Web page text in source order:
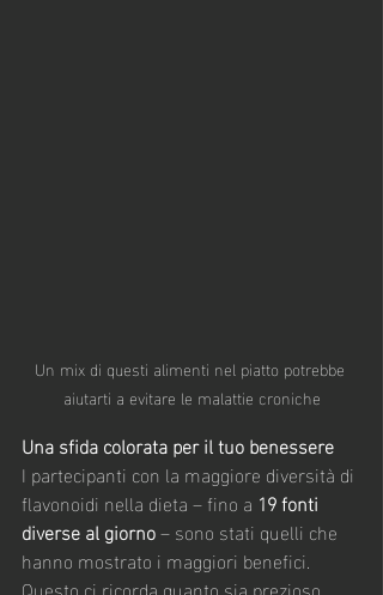
Un mix di questi alimenti nel piatto potrebbe
aiutarti a evitare le malattie croniche
Una sfida colorata per il tuo benessere
I partecipanti con la maggiore diversità di
flavonoidi nella dieta – fino a 19 fonti
diverse al giorno – sono stati quelli che
hanno mostrato i maggiori benefici.